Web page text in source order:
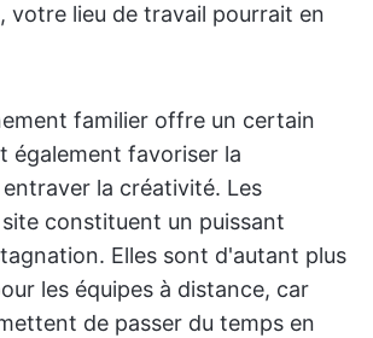
votre lieu de travail pourrait en
familier offre un certain
également favoriser la
la créativité. Les
constituent un puissant
Elles sont d'autant plus
les équipes à distance, car
de passer du temps en